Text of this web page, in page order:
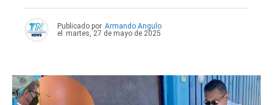
Publicado por Armando Angulo
el
martes, 27 de mayo de 2025